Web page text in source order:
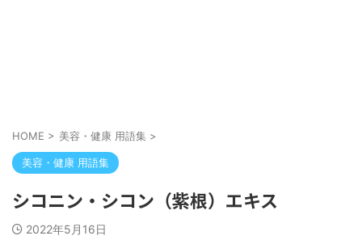
HOME > 美容・健康 用語集 >
美容・健康 用語集
シコニン・シコン（紫根）エキス
2022年5月16日